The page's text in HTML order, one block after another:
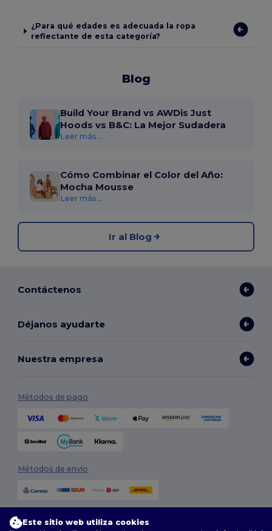
¿Para qué edades es adecuada la ropa
reflectante de esta categoría?
Blog
Build Your Brand vs AWDis Just
Hoods vs B&C: La Mejor Sudadera
Leer más...
Cómo Combinar el Color del Año:
Mocha Mousse
Leer más...
Ir al Blog
Contáctenos
Déjanos ayudarte
Nuestra empresa
Métodos de pago
Métodos de envío
Este sitio web utiliza cookies